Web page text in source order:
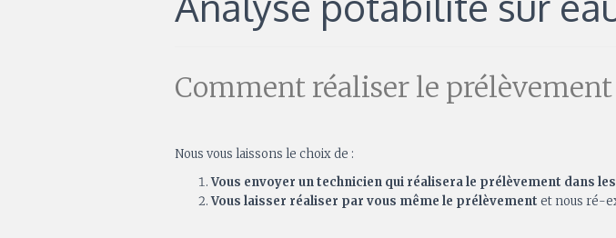
Comment réaliser le prélèvement
Nous vous laissons le choix de :
Vous envoyer un technicien qui réalisera le prélèvement dans
Vous laisser réaliser par vous même le prélèvement et nous ré-